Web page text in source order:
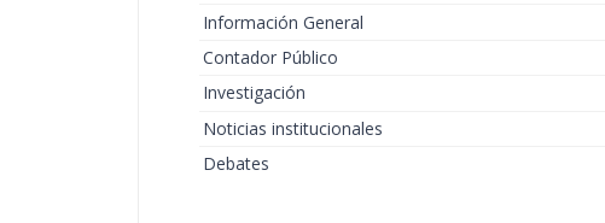
Información General
Contador Público
Investigación
Noticias institucionales
Debates